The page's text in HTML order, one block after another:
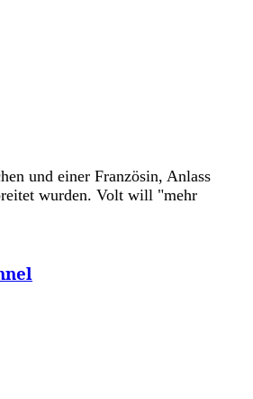
und einer Französin, Anlass
wurden. Volt will "mehr